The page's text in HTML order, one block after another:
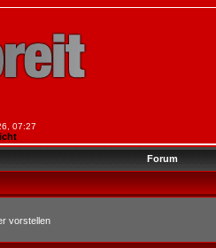
07:27
Forum
vorstellen